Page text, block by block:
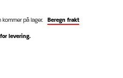
på lager. Beregn frakt
levering.